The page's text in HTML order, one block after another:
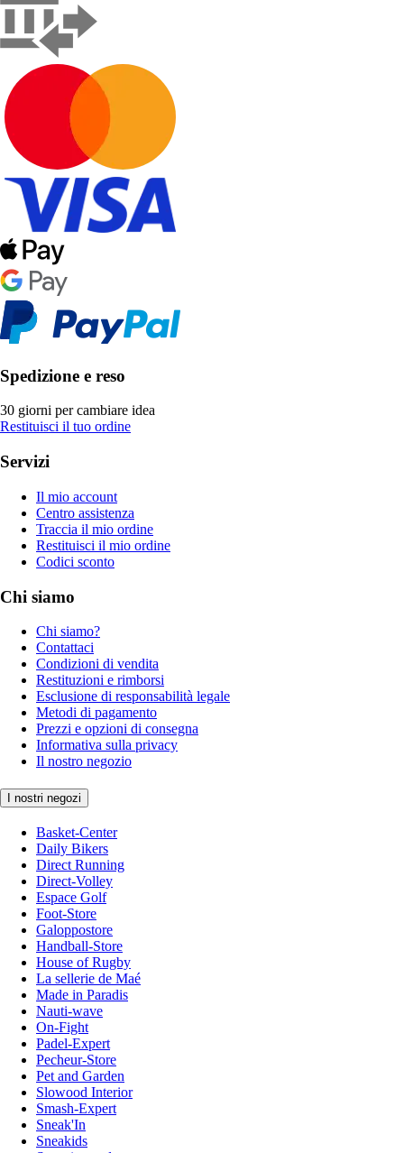
Spedizione e reso
30 giorni per cambiare idea
Restituisci il tuo ordine
Servizi
Il mio account
Centro assistenza
Traccia il mio ordine
Restituisci il mio ordine
Codici sconto
Chi siamo
Chi siamo?
Contattaci
Condizioni di vendita
Restituzioni e rimborsi
Esclusione di responsabilità legale
Metodi di pagamento
Prezzi e opzioni di consegna
Informativa sulla privacy
Il nostro negozio
I nostri negozi
Basket-Center
Daily Bikers
Direct Running
Direct-Volley
Espace Golf
Foot-Store
Galoppostore
Handball-Store
House of Rugby
La sellerie de Maé
Made in Paradis
Nauti-wave
On-Fight
Padel-Expert
Pecheur-Store
Pet and Garden
Slowood Interior
Smash-Expert
Sneak'In
Sneakids